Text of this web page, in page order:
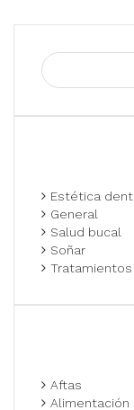
Estética
General
Salud bucal
Soñar
Tratamientos
Aftas
Alimentación